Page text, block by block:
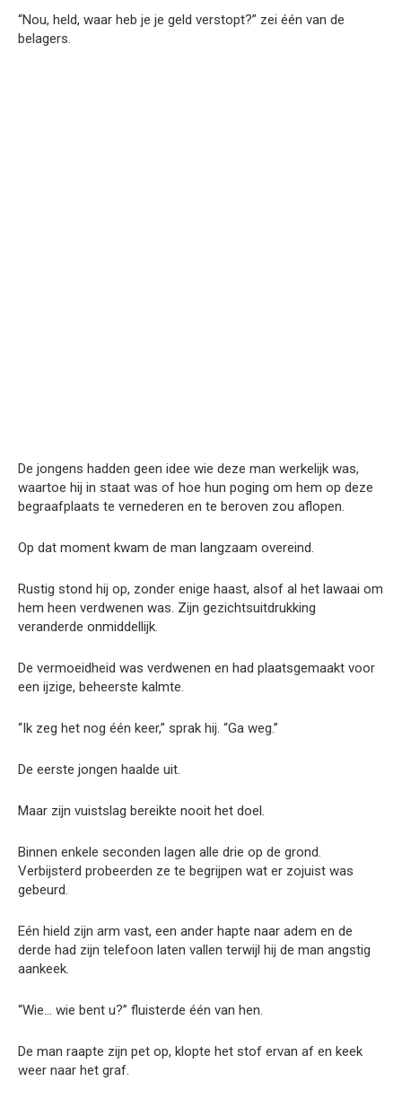
“Nou, held, waar heb je je geld verstopt?” zei één van de
belagers.
De jongens hadden geen idee wie deze man werkelijk was,
waartoe hij in staat was of hoe hun poging om hem op deze
begraafplaats te vernederen en te beroven zou aflopen.
Op dat moment kwam de man langzaam overeind.
Rustig stond hij op, zonder enige haast, alsof al het lawaai om
hem heen verdwenen was. Zijn gezichtsuitdrukking
veranderde onmiddellijk.
De vermoeidheid was verdwenen en had plaatsgemaakt voor
een ijzige, beheerste kalmte.
“Ik zeg het nog één keer,” sprak hij. “Ga weg.”
De eerste jongen haalde uit.
Maar zijn vuistslag bereikte nooit het doel.
Binnen enkele seconden lagen alle drie op de grond.
Verbijsterd probeerden ze te begrijpen wat er zojuist was
gebeurd.
Eén hield zijn arm vast, een ander hapte naar adem en de
derde had zijn telefoon laten vallen terwijl hij de man angstig
aankeek.
“Wie… wie bent u?” fluisterde één van hen.
De man raapte zijn pet op, klopte het stof ervan af en keek
weer naar het graf.